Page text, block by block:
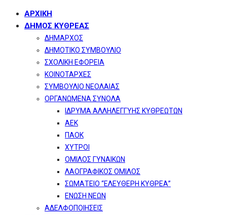
ΑΡΧΙΚΗ
ΔΗΜΟΣ ΚΥΘΡΕΑΣ
ΔΗΜΑΡΧΟΣ
ΔΗΜΟΤΙΚΟ ΣΥΜΒΟΥΛΙΟ
ΣΧΟΛΙΚΗ ΕΦΟΡΕΙΑ
ΚΟΙΝΟΤΑΡΧΕΣ
ΣΥΜΒΟΥΛΙΟ ΝΕΟΛΑΙΑΣ
ΟΡΓΑΝΩΜΕΝΑ ΣΥΝΟΛΑ
ΙΔΡΥΜΑ ΑΛΛΗΛΕΓΓΥΗΣ ΚΥΘΡΕΩΤΩΝ
ΑΕΚ
ΠΑΟΚ
ΧΥΤΡΟΙ
ΟΜΙΛΟΣ ΓΥΝΑΙΚΩΝ
ΛΑΟΓΡΑΦΙΚΟΣ ΟΜΙΛΟΣ
ΣΩΜΑΤΕΙΟ “ΕΛΕΥΘΕΡΗ ΚΥΘΡΕΑ”
ΕΝΩΣΗ ΝΕΩΝ
ΑΔΕΛΦΟΠΟΙΗΣΕΙΣ